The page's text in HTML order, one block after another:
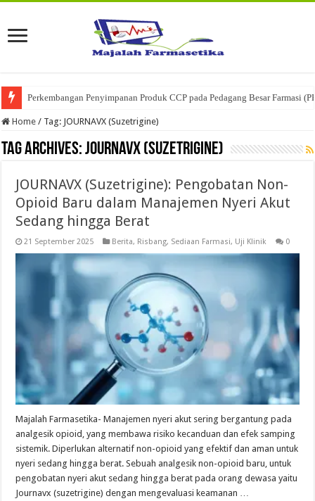
Perkembangan Penyimpanan Produk CCP pada Pedagang Besar Farmasi
Home / Tag: JOURNAVX (Suzetrigine)
Tag Archives:JOURNAVX (Suzetrigine)
JOURNAVX (Suzetrigine): Pengobatan Non-
Opioid Baru dalam Manajemen Nyeri Akut
Sedang hingga Berat
21 September 2025 Berita, Risbang, Sediaan Farmasi, Uji Klinik 0
Majalah Farmasetika- Manajemen nyeri akut sering bergantung pada
analgesik opioid, yang membawa risiko kecanduan dan efek samping
sistemik. Diperlukan alternatif non-opioid yang efektif dan aman untuk
nyeri sedang hingga berat. Sebuah analgesik non-opioid baru, untuk
pengobatan nyeri akut sedang hingga berat pada orang dewasa yaitu
Journavx (suzetrigine) dengan mengevaluasi keamanan …